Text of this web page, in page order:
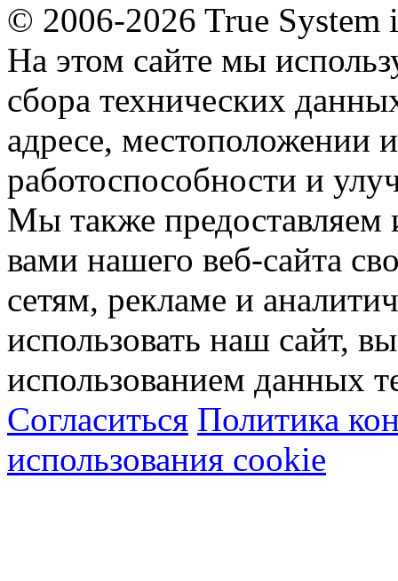
© 2006-2026 True System
На этом сайте мы
сбора технических
адресе, местоположении
работоспособности и
Мы также
вами нашего веб-сайта
сетям, рекламе и
использовать наш сайт,
использованием данных
Согласиться Политика
использования cookie